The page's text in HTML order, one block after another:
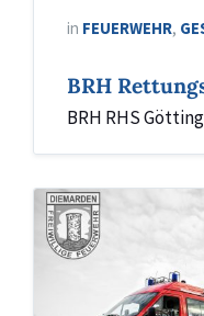
in FEUERWEHR,
BRH
BRH RHS
Feuerwehr
Diemarden